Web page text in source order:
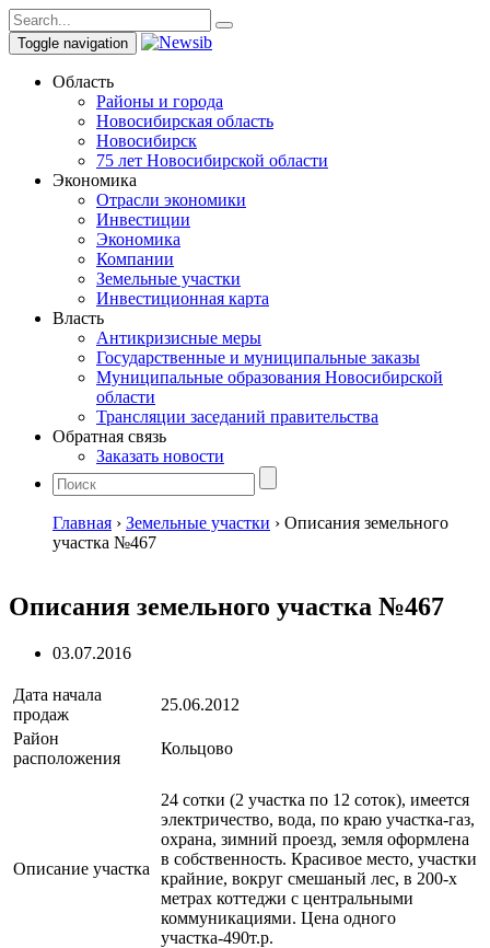
Toggle navigation
Область
Районы и города
Новосибирская область
Новосибирск
75 лет Новосибирской области
Экономика
Отрасли экономики
Инвестиции
Экономика
Компании
Земельные участки
Инвестиционная карта
Власть
Антикризисные меры
Государственные и муниципальные заказы
Муниципальные образования Новосибирской
области
Трансляции заседаний правительства
Обратная связь
Заказать новости
Главная › Земельные участки › Описания земельного
участка №467
Описания земельного участка №467
03.07.2016
Дата начала
продаж
25.06.2012
Район
расположения
Кольцово
Описание участка
24 сотки (2 участка по 12 соток), имеется
электричество, вода, по краю участка-газ,
охрана, зимний проезд, земля оформлена
в собственность. Красивое место, участки
крайние, вокруг смешаный лес, в 200-х
метрах коттеджи с центральными
коммуникациями. Цена одного
участка-490т.р.